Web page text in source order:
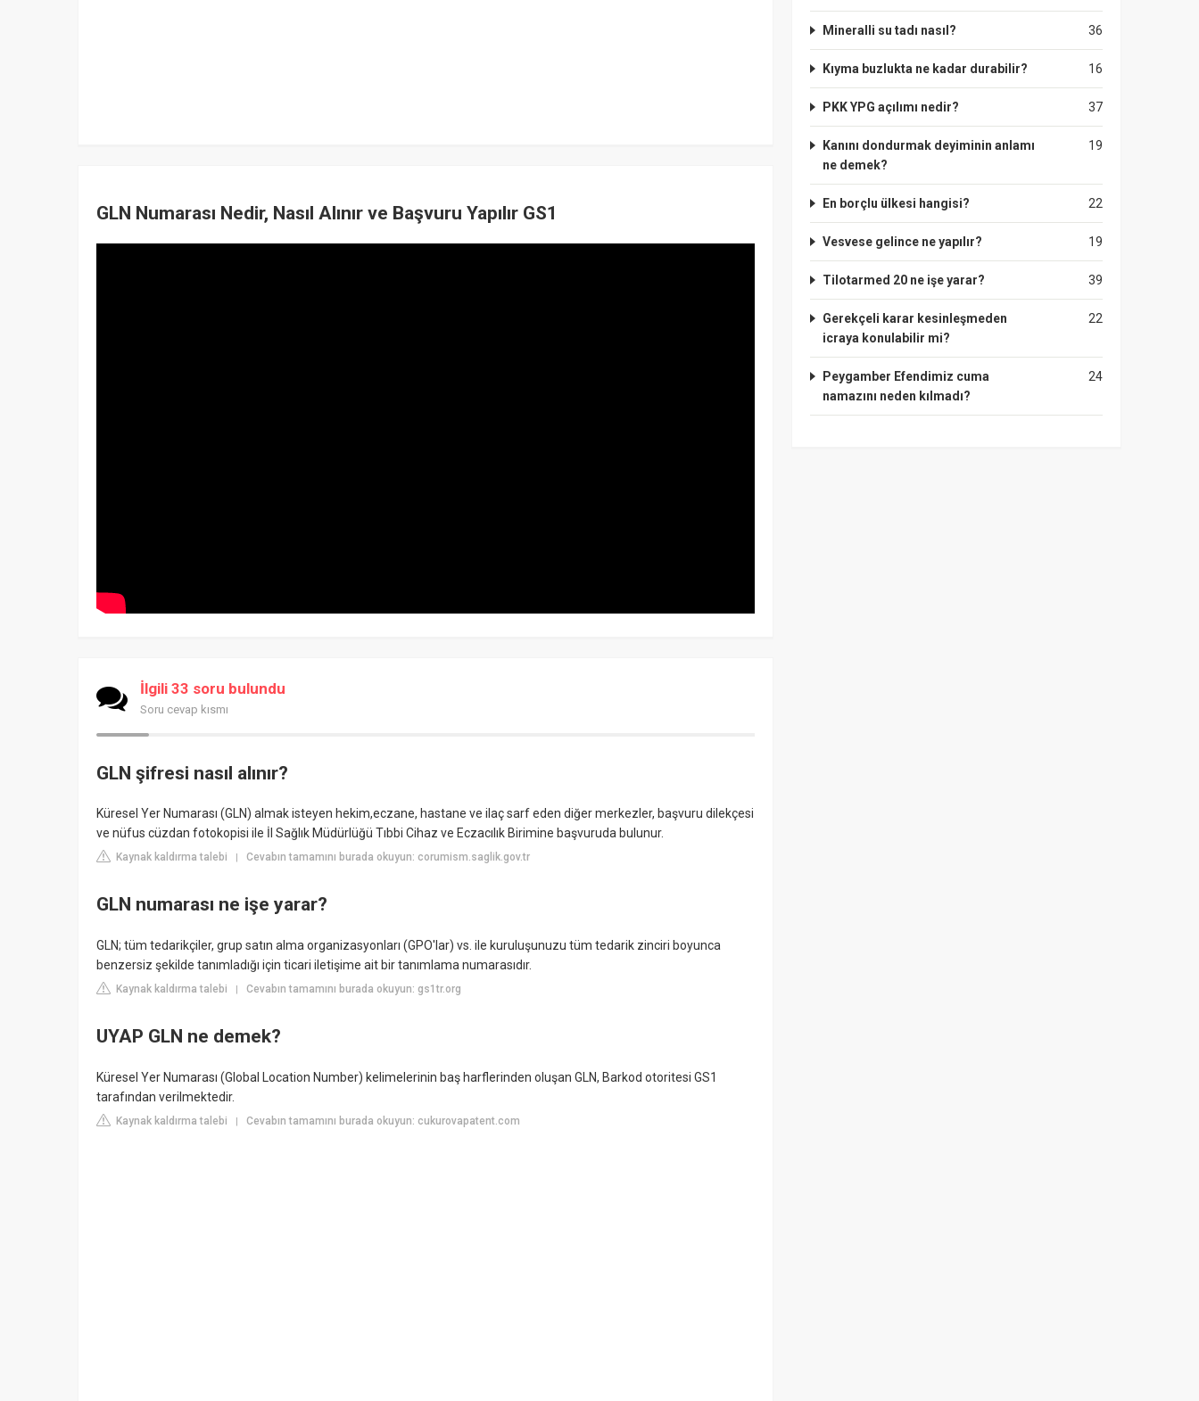
GLN Numarası Nedir, Nasıl Alınır ve Başvuru Yapılır GS1
İlgili 33 soru bulundu
Soru cevap kısmı
GLN şifresi nasıl alınır?
Küresel Yer Numarası (GLN) almak isteyen hekim,eczane, hastane ve ilaç sarf eden diğer merkezler, başvuru dilekçesi
ve nüfus cüzdan fotokopisi ile İl Sağlık Müdürlüğü Tıbbi Cihaz ve Eczacılık Birimine başvuruda bulunur.
Kaynak kaldırma talebi | Cevabın tamamını burada okuyun: corumism.saglik.gov.tr
GLN numarası ne işe yarar?
GLN; tüm tedarikçiler, grup satın alma organizasyonları (GPO'lar) vs. ile kuruluşunuzu tüm tedarik zinciri boyunca
benzersiz şekilde tanımladığı için ticari iletişime ait bir tanımlama numarasıdır.
Kaynak kaldırma talebi | Cevabın tamamını burada okuyun: gs1tr.org
UYAP GLN ne demek?
Küresel Yer Numarası (Global Location Number) kelimelerinin baş harflerinden oluşan GLN, Barkod otoritesi GS1
tarafından verilmektedir.
Kaynak kaldırma talebi | Cevabın tamamını burada okuyun: cukurovapatent.com
36
Mineralli su tadı nasıl?
16
Kıyma buzlukta ne kadar durabilir?
37
PKK YPG açılımı nedir?
19
Kanını dondurmak deyiminin anlamı
ne demek?
22
En borçlu ülkesi hangisi?
19
Vesvese gelince ne yapılır?
39
Tilotarmed 20 ne işe yarar?
22
Gerekçeli karar kesinleşmeden
icraya konulabilir mi?
24
Peygamber Efendimiz cuma
namazını neden kılmadı?